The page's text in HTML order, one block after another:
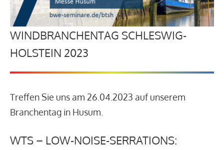
WINDBRANCHENTAG SCHLESWIG-
HOLSTEIN 2023
Treffen Sie uns am 26.04.2023 auf unserem
Branchentag in Husum.
WTS – LOW-NOISE-SERRATIONS: